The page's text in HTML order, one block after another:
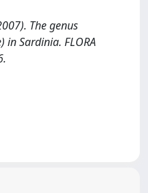
The genus
in Sardinia. FLORA